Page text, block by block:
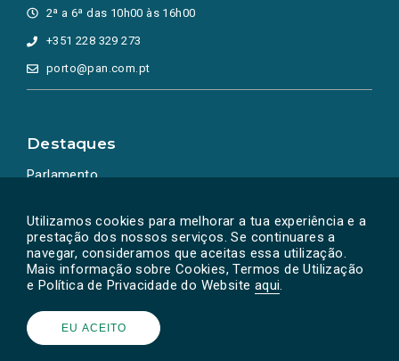
Utilizamos cookies para melhorar a tua experiência e a
prestação dos nossos serviços. Se continuares a
navegar, consideramos que aceitas essa utilização.
Mais informação sobre Cookies, Termos de Utilização
e Política de Privacidade do Website aqui.
EU ACEITO
2ª a 6ª das 10h00 às 16h00
+351 228 329 273
porto@pan.com.pt
Destaques
Parlamento
Powered by © PAN 2026